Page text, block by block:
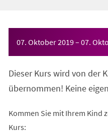
07. Oktober 2019– 07.
Dieser Kurs wird von der
übernommen! Keine
Kommen Sie mit Ihrem Kind
Kurs: